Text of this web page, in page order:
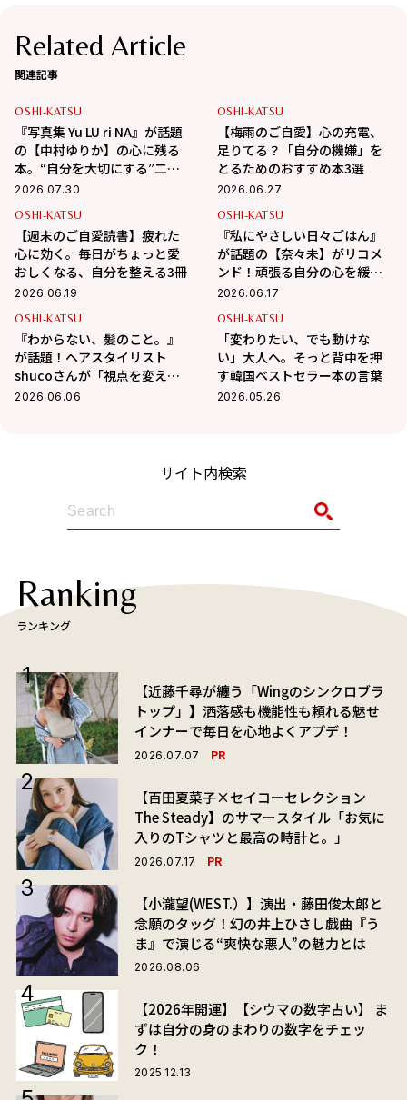
Related Article
関連記事
OSHI-KATSU
『写真集 Yu LU ri NA』が話題
の【中村ゆりか】の心に残る
本。“自分を大切にする”二冊
を紹介【コラム】
2026.07.30
OSHI-KATSU
【梅雨のご自愛】心の充電、
足りてる？「自分の機嫌」を
とるためのおすすめ本3選
2026.06.27
OSHI-KATSU
【週末のご自愛読書】疲れた
心に効く。毎日がちょっと愛
おしくなる、自分を整える3冊
2026.06.19
OSHI-KATSU
『私にやさしい日々ごはん』
が話題の【奈々未】がリコメ
ンド！頑張る自分の心を緩め
てくれる2冊の本
2026.06.17
OSHI-KATSU
『わからない、髪のこと。』
が話題！ヘアスタイリスト
shucoさんが「視点を変えて
くれた」と話す本
2026.06.06
OSHI-KATSU
「変わりたい、でも動けな
い」大人へ。そっと背中を押
す韓国ベストセラー本の言葉
2026.05.26
サイト内検索
Ranking
ランキング
【近藤千尋が纏う「Wingのシンクロブラ
トップ」】洒落感も機能性も頼れる魅せ
インナーで毎日を心地よくアプデ！
2026.07.07 PR
【百田夏菜子×セイコーセレクション
The Steady】のサマースタイル「お気に
入りのTシャツと最高の時計と。」
2026.07.17 PR
【小瀧望(WEST.）】演出・藤田俊太郎と
念願のタッグ！幻の井上ひさし戯曲『う
ま』で演じる“爽快な悪人”の魅力とは
2026.08.06
【2026年開運】【シウマの数字占い】 ま
ずは自分の身のまわりの数字をチェッ
ク！
2025.12.13